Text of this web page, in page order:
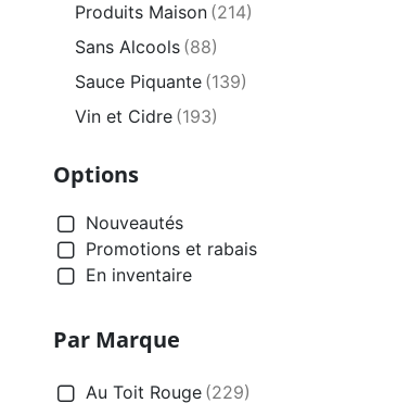
Produits Maison (214)
Sans Alcools (88)
Sauce Piquante (139)
Vin et Cidre (193)
Options
Nouveautés
Promotions et rabais
En inventaire
Par Marque
Au Toit Rouge (229)